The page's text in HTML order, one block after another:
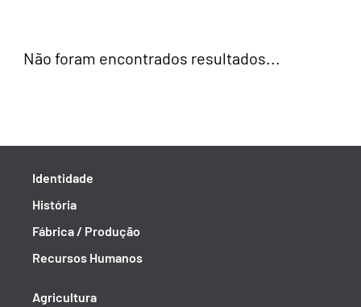
Não foram encontrados resultados...
Identidade
História
Fábrica / Produção
Recursos Humanos
Agricultura